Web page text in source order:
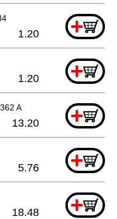
+
1.20
+
1.20
A +
13.20
+
5.76
+
18.48